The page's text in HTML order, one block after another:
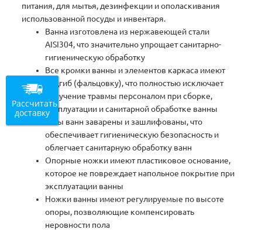
питания, для мытья, дезинфекции и ополаскивания
использованной посуды и инвентаря.
Ванна изготовлена из нержавеющей стали
AISI304, что значительно упрощает санитарно-
гигиеническую обработку
Все кромки ванны и элементов каркаса имеют
подгиб (фальцовку), что полностью исключает
получение травмы персоналом при сборке,
эксплуатации и санитарной обработке ванны
Углы ванн заварены и зашлифованы, что
обеспечивает гигиеническую безопасность и
облегчает санитарную обработку ванн
Опорные ножки имеют пластиковое основание,
которое не повреждает напольное покрытие при
эксплуатации ванны
Ножки ванны имеют регулируемые по высоте
опоры, позволяющие компенсировать
неровности пола
Рассчитать
доставку